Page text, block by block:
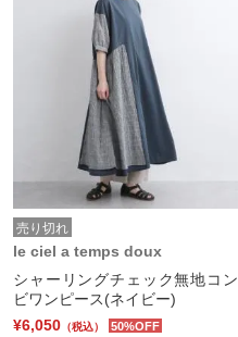
売り切れ
le ciel a temps doux
シャーリングチェック無地コン
ビワンピース(ネイビー)
¥6,050 （税込） 50%OFF